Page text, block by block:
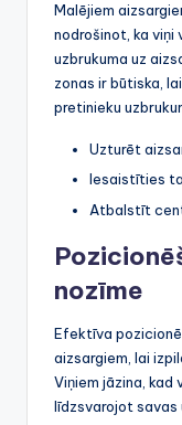
Malējiem
nodrošinot, ka viņi
uzbrukuma uz
zonas ir būtiska,
pretinieku
Uzturēt
Iesaistīties
Atbalstīt
nozīme
Efektīva
aizsargiem, lai
Viņiem jāzina, kad
līdzsvarojot savas